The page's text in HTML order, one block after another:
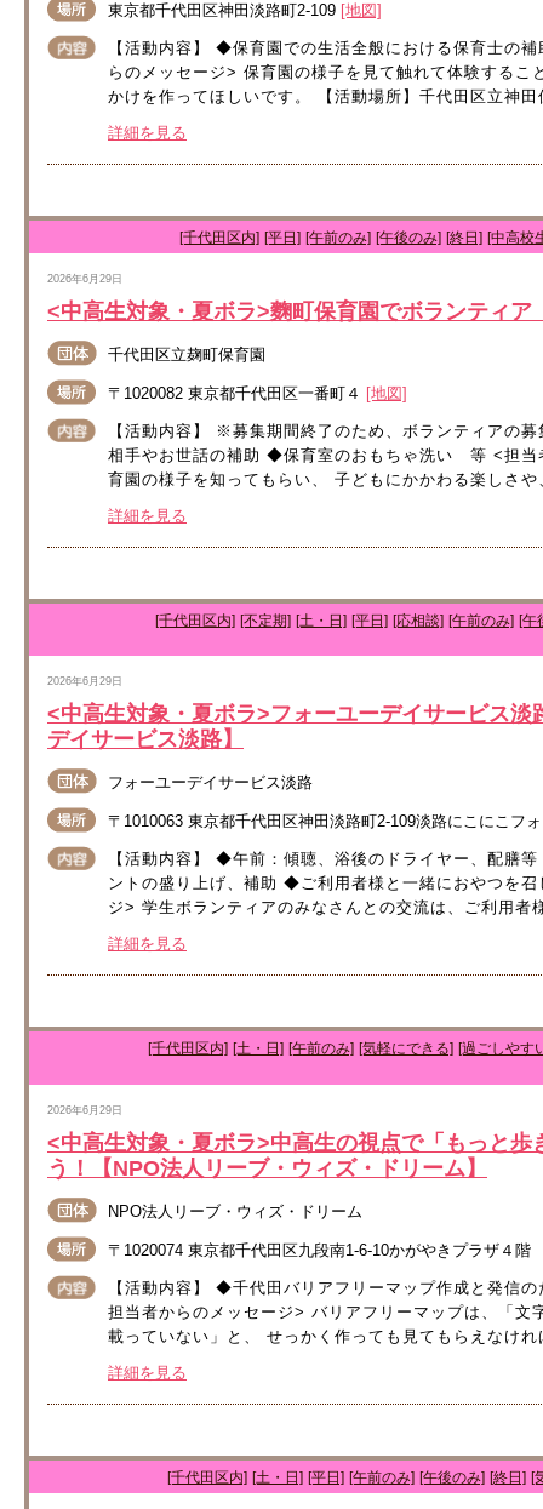
東京都千代田区神田淡路町2-109 [地図]
【活動内容】 ◆保育園での生活全般における保育士の
らのメッセージ> 保育園の様子を見て触れて体験する
かけを作ってほしいです。 【活動場所】千代田区立神
詳細を見る
[千代田区内] [平日] [午前のみ] [午後のみ] [終日] [中高校
2026年6月29日
<中高生対象・夏ボラ>麴町保育園でボランティア
千代田区立麹町保育園
〒1020082 東京都千代田区一番町４ [地図]
【活動内容】 ※募集期間終了のため、ボランティアの
相手やお世話の補助 ◆保育室のおもちゃ洗い 等 <担当
育園の様子を知ってもらい、 子どもにかかわる楽しさ
詳細を見る
[千代田区内] [不定期] [土・日] [平日] [応相談] [午前のみ] [午
2026年6月29日
<中高生対象・夏ボラ>フォーユーデイサービス
デイサービス淡路】
フォーユーデイサービス淡路
〒1010063 東京都千代田区神田淡路町2-109淡路にこにこフ
【活動内容】 ◆午前：傾聴、浴後のドライヤー、配膳
ントの盛り上げ、補助 ◆ご利用者様と一緒におやつを
ジ> 学生ボランティアのみなさんとの交流は、ご利用
詳細を見る
[千代田区内] [土・日] [午前のみ] [気軽にできる] [過ごしやす
2026年6月29日
<中高生対象・夏ボラ>中高生の視点で「もっと
う！【NPO法人リーブ・ウィズ・ドリーム】
NPO法人リーブ・ウィズ・ドリーム
〒1020074 東京都千代田区九段南1‐6‐10かがやきプラザ４
【活動内容】 ◆千代田バリアフリーマップ作成と発信
担当者からのメッセージ> バリアフリーマップは、「
載っていない」と、 せっかく作っても見てもらえなけ
詳細を見る
[千代田区内] [土・日] [平日] [午前のみ] [午後のみ] [終日] [